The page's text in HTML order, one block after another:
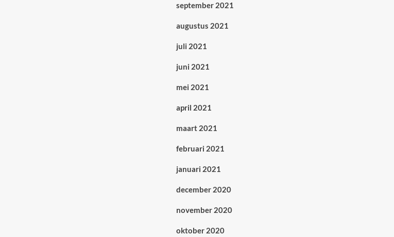
september 2021
augustus 2021
juli 2021
juni 2021
mei 2021
april 2021
maart 2021
februari 2021
januari 2021
december 2020
november 2020
oktober 2020